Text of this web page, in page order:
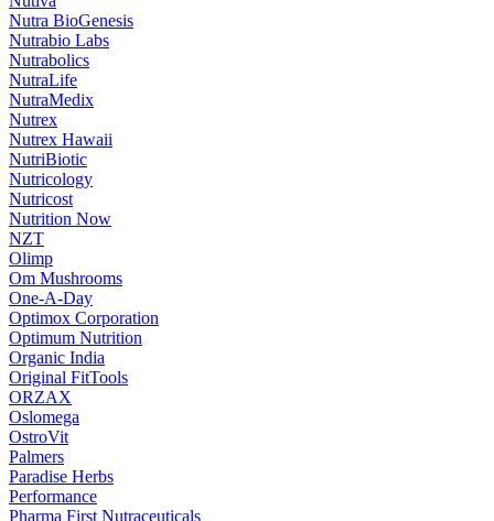
Nutra BioGenesis
Nutrabio Labs
Nutrabolics
NutraLife
NutraMedix
Nutrex
Nutrex Hawaii
NutriBiotic
Nutricology
Nutricost
Nutrition Now
NZT
Olimp
Om Mushrooms
One-A-Day
Optimox Corporation
Optimum Nutrition
Organic India
Original FitTools
ORZAX
Oslomega
OstroVit
Palmers
Paradise Herbs
Performance
Pharma First Nutraceuticals